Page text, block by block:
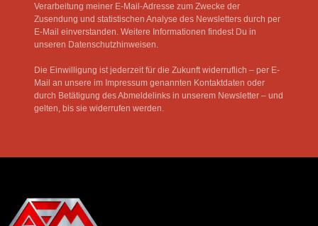
Verarbeitung meiner E-Mail-Adresse zum Zwecke der
Zusendung und statistischen Analyse des Newsletters durch per
E-Mail einverstanden. Weitere Informationen findest Du in
unseren Datenschutzhinweisen.
Die Einwilligung ist jederzeit für die Zukunft widerruflich – per E-
Mail an unsere im Impressum genannten Kontaktdaten oder
durch Betätigung des Abmeldelinks in unserem Newsletter – und
gelten, bis sie widerrufen werden.